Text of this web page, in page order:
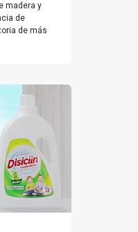
madera y
de
de más